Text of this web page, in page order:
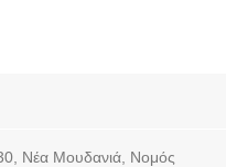
Νέα Μουδανιά, Νομός